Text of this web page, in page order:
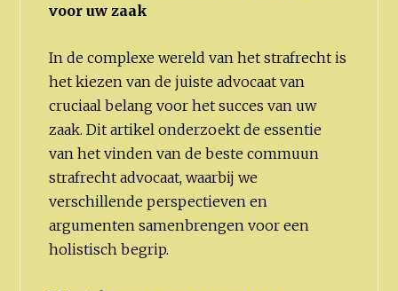
voor uw zaak
In de complexe wereld van het strafrecht is
het kiezen van de juiste advocaat van
cruciaal belang voor het succes van uw
zaak. Dit artikel onderzoekt de essentie
van het vinden van de beste commuun
strafrecht advocaat, waarbij we
verschillende perspectieven en
argumenten samenbrengen voor een
holistisch begrip.